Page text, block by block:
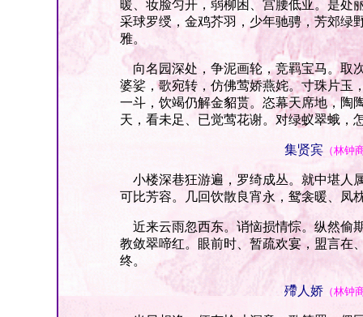
暖、妆脸匀开，弱柳困、宫腰低亚。是处
采球罗绶，金鸡芥羽，少年驰骋，芳郊绿
雅。
向名园深处，争泥画轮，竞羁宝马。取
婆娑，歌宛转，仿佛莺娇燕姹。寸珠片玉
一斗，饮竭仍解金貂贳。恣幕天席地，陶
天，看未足、已觉莺花谢。对绿蚁翠蛾，
集贤宾 （林钟
小楼深巷狂游遍，罗绮成丛。就中堪人
可比芳容。几回饮散良宵永，鸳衾暖、凤
近来云雨忽西东。诮恼损情悰。纵然偷
教敛翠啼红。眼前时、暂疏欢宴，盟言在
终。
殢人娇 （林钟